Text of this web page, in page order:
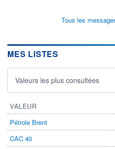
Tous les
MES LISTES
Valeurs les plus consultées
VALEUR
Pétrole Brent
CAC 40